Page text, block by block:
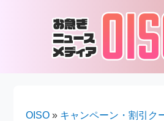
OISO » キャンペーン・割引ク